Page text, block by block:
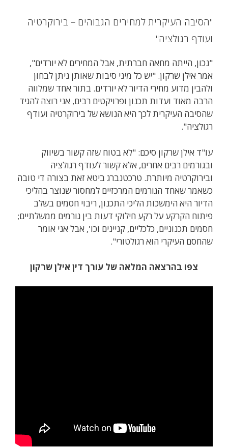
"הסיבה העיקרית למחירים הגבוהים – בירוקרטיה
ועודף רגולציה"
"נכון, הייתה מחאה חברתית, אבל המחירים לא יורדים",
אמר אילן שרקון. "יש כל מיני סיבות שאותן ניתן לבחון
ולהבין מדוע מחירי הדיור לא יורדים. בתור אחד שמלווה
הרבה מאוד ועדות תכנון ופרויקטים רבים, אני רוצה להגיד
שהסיבה העיקרית לכך היא הנושא של בירוקרטיה ועודף
רגולציה".
עו"ד אילן שרקון סיכם: "לא בטוח שזה קשור בשיווק
ובגורמים רבים אחרים, אלא קשור לעודף רגולציה
ובירוקרטיה מיותרת. טרכטנברג ביטא זאת בצורה די טובה
כשאמר שאחד הגורמים המרכזיים למחסור שנוצר בהליכי
הדיור היא הימשכות הליכי התכנון, ריבוי חסמים בשלב
פיתוח הקרקע על רקע חילוקי דעות בין גורמים ממשלתיים;
חסמים תכנוניים, כלכליים, קניינים וכו', אבל אני אומר
שהחסם העיקרי הוא רגולטורי".
צפו בהרצאה המלאה של עורך דין אילן שרקון